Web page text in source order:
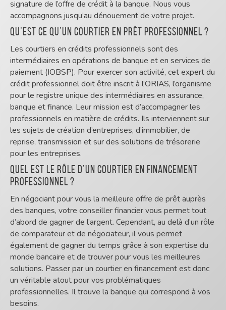
signature de l’offre de crédit à la banque. Nous vous
accompagnons jusqu’au dénouement de votre projet.
Qu’est ce qu’un courtier en prêt professionnel ?
Les courtiers en crédits professionnels sont des
intermédiaires en opérations de banque et en services de
paiement (IOBSP). Pour exercer son activité, cet expert du
crédit professionnel doit être inscrit à l’ORIAS, l’organisme
pour le registre unique des intermédiaires en assurance,
banque et finance. Leur mission est d’accompagner les
professionnels en matière de crédits. Ils interviennent sur
les sujets de création d’entreprises, d’immobilier, de
reprise, transmission et sur des solutions de trésorerie
pour les entreprises.
Quel est le rôle d’un courtier en financement
professionnel ?
En négociant pour vous la meilleure offre de prêt auprès
des banques, votre conseiller financier vous permet tout
d’abord de gagner de l’argent. Cependant, au delà d’un rôle
de comparateur et de négociateur, il vous permet
également de gagner du temps grâce à son expertise du
monde bancaire et de trouver pour vous les meilleures
solutions. Passer par un courtier en financement est donc
un véritable atout pour vos problématiques
professionnelles. Il trouve la banque qui correspond à vos
besoins.